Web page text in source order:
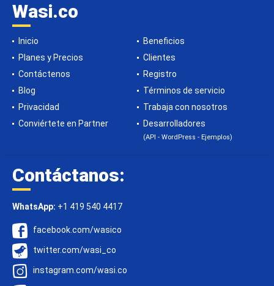
Wasi.co
Inicio
Beneficios
Planes y Precios
Clientes
Contáctenos
Registro
Blog
Términos de servicio
Privacidad
Trabaja con nosotros
Conviértete en Partner
Desarrolladores
(API - WordPress - Ejemplos)
Contáctanos:
WhatsApp: +1 419 540 4417
facebook.com/wasico
twitter.com/wasi_co
instagram.com/wasi.co